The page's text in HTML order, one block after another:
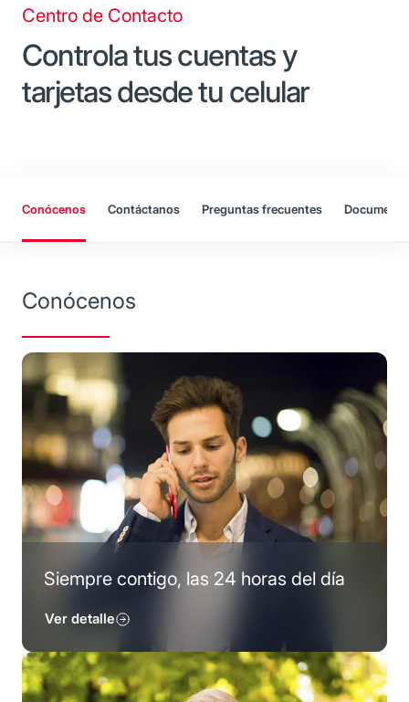
Centro de Contacto
Controla tus cuentas y
tarjetas desde tu celular
Conócenos Contáctanos Preguntas frecuentes
Conócenos
Siempre contigo, las 24 horas del día
Ver detalle